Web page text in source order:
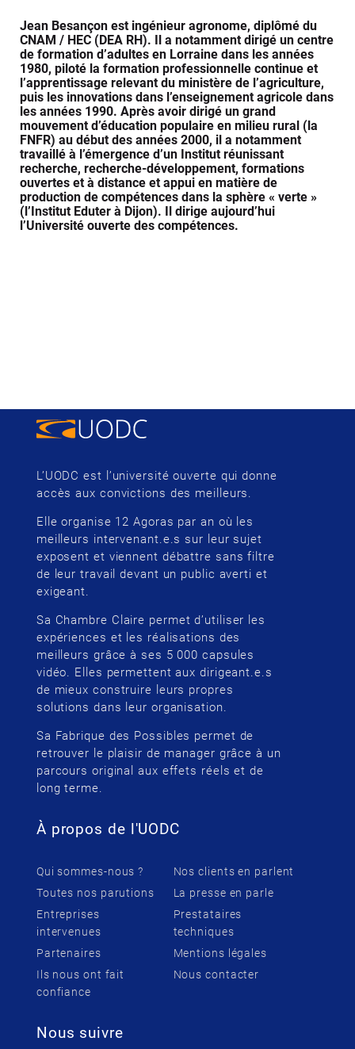
Jean Besançon est ingénieur agronome, diplômé du
CNAM / HEC (DEA RH). Il a notamment dirigé un centre
de formation d’adultes en Lorraine dans les années
1980, piloté la formation professionnelle continue et
l’apprentissage relevant du ministère de l’agriculture,
puis les innovations dans l’enseignement agricole dans
les années 1990. Après avoir dirigé un grand
mouvement d’éducation populaire en milieu rural (la
FNFR) au début des années 2000, il a notamment
travaillé à l’émergence d’un Institut réunissant
recherche, recherche-développement, formations
ouvertes et à distance et appui en matière de
production de compétences dans la sphère « verte »
(l’Institut Eduter à Dijon). Il dirige aujourd’hui
l’Université ouverte des compétences.
L’UODC est l’université ouverte qui donne
accès aux convictions des meilleurs.
Elle organise 12 Agoras par an où les
meilleurs intervenant.e.s sur leur sujet
exposent et viennent débattre sans filtre
de leur travail devant un public averti et
exigeant.
Sa Chambre Claire permet d’utiliser les
expériences et les réalisations des
meilleurs grâce à ses 5 000 capsules
vidéo. Elles permettent aux dirigeant.e.s
de mieux construire leurs propres
solutions dans leur organisation.
Sa Fabrique des Possibles permet de
retrouver le plaisir de manager grâce à un
parcours original aux effets réels et de
long terme.
À propos de l'UODC
Qui sommes-nous ?
Toutes nos parutions
Entreprises
intervenues
Partenaires
Ils nous ont fait
confiance
Nos clients en parlent
La presse en parle
Prestataires
techniques
Mentions légales
Nous contacter
Nous suivre